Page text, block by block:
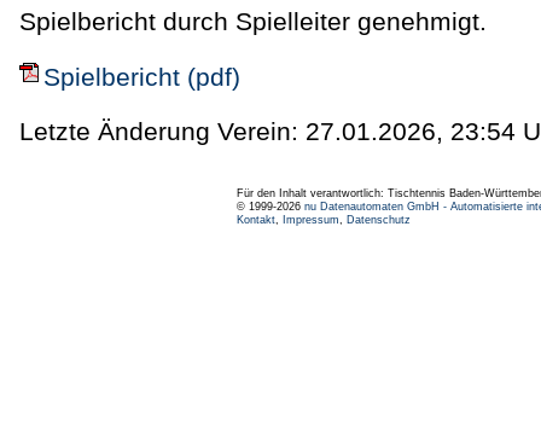
Spielbericht durch Spielleiter genehmigt.
Spielbericht (pdf)
Letzte Änderung Verein: 27.01.2026, 23:54
Für den Inhalt verantwortlich: Tischtennis Baden-
© 1999-2026 nu Datenautomaten GmbH - Automatisierte
Kontakt, Impressum, Datenschutz